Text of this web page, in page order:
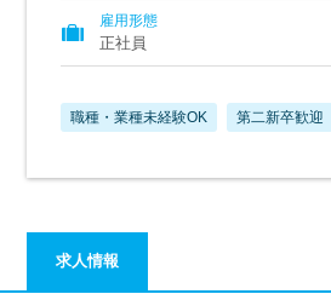
雇用形態
正社員
職種・業種未経験OK 第二新卒歓迎
求人情報